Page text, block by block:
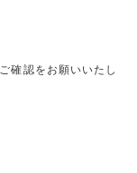
確認をお願いいたし